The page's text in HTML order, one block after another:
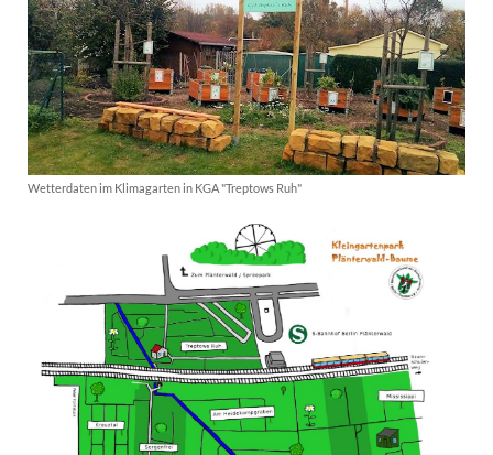
Wetterdaten im Klimagarten in KGA "Treptows Ruh"